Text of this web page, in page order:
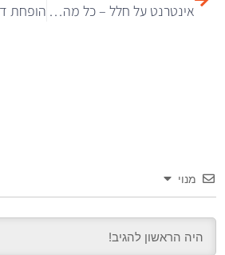
אינטרנט על חלל – כל מה שרציתם לדעת על תקשורת מחוץ לכדור
מנוי